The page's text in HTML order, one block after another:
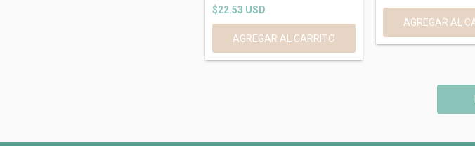
$22.53 USD